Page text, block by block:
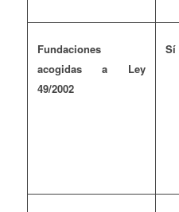
Fundaciones
acogidas a Ley
49/2002
Sí